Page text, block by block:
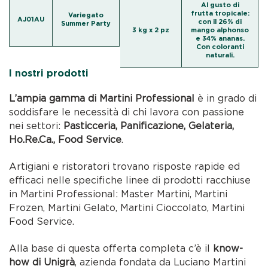
AJ01AU
Variegato
Summer Party
3 kg x 2 pz
Al gusto di
frutta tropicale:
con il 26% di
mango alphonso
e 34% ananas.
Con coloranti
naturali.
I nostri prodotti
L’ampia gamma di Martini Professional è in grado di
soddisfare le necessità di chi lavora con passione
nei settori: Pasticceria, Panificazione, Gelateria,
Ho.Re.Ca., Food Service.
Artigiani e ristoratori trovano risposte rapide ed
efficaci nelle specifiche linee di prodotti racchiuse
in Martini Professional: Master Martini, Martini
Frozen, Martini Gelato, Martini Cioccolato, Martini
Food Service.
Alla base di questa offerta completa c’è il
know-
how di Unigrà, azienda fondata da Luciano Martini